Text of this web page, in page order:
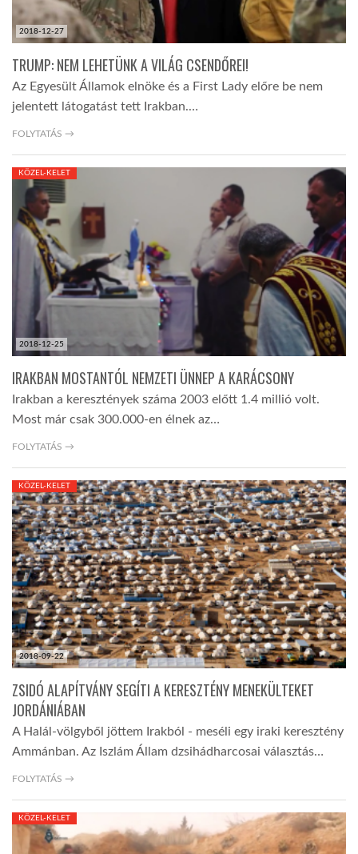
2018-12-27
TRUMP: NEM LEHETÜNK A VILÁG CSENDŐREI!
Az Egyesült Államok elnöke és a First Lady előre be nem
jelentett látogatást tett Irakban.…
FOLYTATÁS →
2018-12-25
KÖZEL-KELET
IRAKBAN MOSTANTÓL NEMZETI ÜNNEP A KARÁCSONY
Irakban a keresztények száma 2003 előtt 1.4 millió volt.
Most már csak 300.000-en élnek az…
FOLYTATÁS →
2018-09-22
KÖZEL-KELET
ZSIDÓ ALAPÍTVÁNY SEGÍTI A KERESZTÉNY MENEKÜLTEKET
JORDÁNIÁBAN
A Halál-völgyből jöttem Irakból - meséli egy iraki keresztény
Ammánban. Az Iszlám Állam dzsihádharcosai választás…
FOLYTATÁS →
KÖZEL-KELET